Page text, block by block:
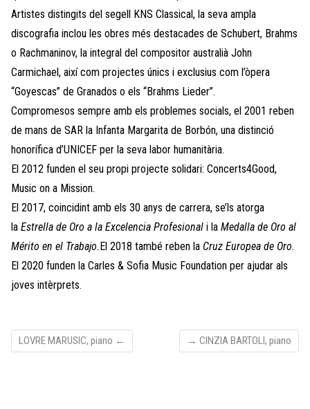
Artistes distingits del segell KNS Classical, la seva ampla
discografia inclou les obres més destacades de Schubert, Brahms
o Rachmaninov, la integral del compositor australià John
Carmichael, així com projectes únics i exclusius com l’òpera
“Goyescas” de Granados o els “Brahms Lieder”.
Compromesos sempre amb els problemes socials, el 2001 reben
de mans de SAR la Infanta Margarita de Borbón, una distinció
honorífica d’UNICEF per la seva labor humanitària.
El 2012 funden el seu propi projecte solidari: Concerts4Good,
Music on a Mission.
El 2017, coincidint amb els 30 anys de carrera, se’ls atorga
la Estrella de Oro a la Excelencia Profesionali la Medalla de Oro al
Mérito en el Trabajo.El 2018 també reben la Cruz Europea de Oro.
El 2020 funden la Carles & Sofia Music Foundation per ajudar als
joves intèrprets.
LOVRE MARUSIC, piano ← → CINZIA BARTOLI, piano